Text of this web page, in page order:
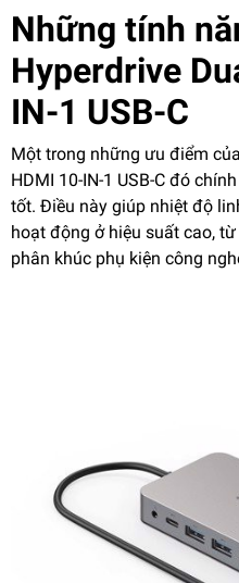
Những tính
Hyperdrive
IN-1 USB-C
Một trong những ưu điểm
HDMI 10-IN-1 USB-C đó
tốt. Điều này giúp nhiệt độ
hoạt động ở hiệu suất cao,
phân khúc phụ kiện công